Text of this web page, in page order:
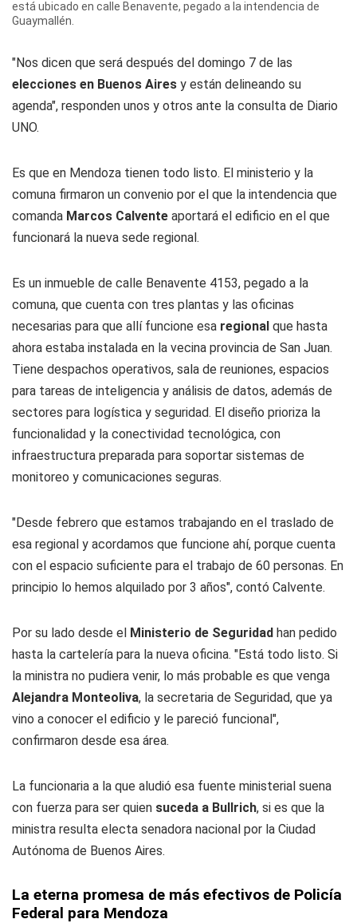
está ubicado en calle Benavente, pegado a la intendencia de
Guaymallén.
"Nos dicen que será después del domingo 7 de las
elecciones en Buenos Aires y están delineando su
agenda", responden unos y otros ante la consulta de Diario
UNO.
Es que en Mendoza tienen todo listo. El ministerio y la
comuna firmaron un convenio por el que la intendencia que
comanda Marcos Calvente aportará el edificio en el que
funcionará la nueva sede regional.
Es un inmueble de calle Benavente 4153, pegado a la
comuna, que cuenta con tres plantas y las oficinas
necesarias para que allí funcione esa regional que hasta
ahora estaba instalada en la vecina provincia de San Juan.
Tiene despachos operativos, sala de reuniones, espacios
para tareas de inteligencia y análisis de datos, además de
sectores para logística y seguridad. El diseño prioriza la
funcionalidad y la conectividad tecnológica, con
infraestructura preparada para soportar sistemas de
monitoreo y comunicaciones seguras.
"Desde febrero que estamos trabajando en el traslado de
esa regional y acordamos que funcione ahí, porque cuenta
con el espacio suficiente para el trabajo de 60 personas. En
principio lo hemos alquilado por 3 años", contó Calvente.
Por su lado desde el Ministerio de Seguridad han pedido
hasta la cartelería para la nueva oficina. "Está todo listo. Si
la ministra no pudiera venir, lo más probable es que venga
Alejandra Monteoliva, la secretaria de Seguridad, que ya
vino a conocer el edificio y le pareció funcional",
confirmaron desde esa área.
La funcionaria a la que aludió esa fuente ministerial suena
con fuerza para ser quien suceda a Bullrich, si es que la
ministra resulta electa senadora nacional por la Ciudad
Autónoma de Buenos Aires.
La eterna promesa de más efectivos de Policía
Federal para Mendoza